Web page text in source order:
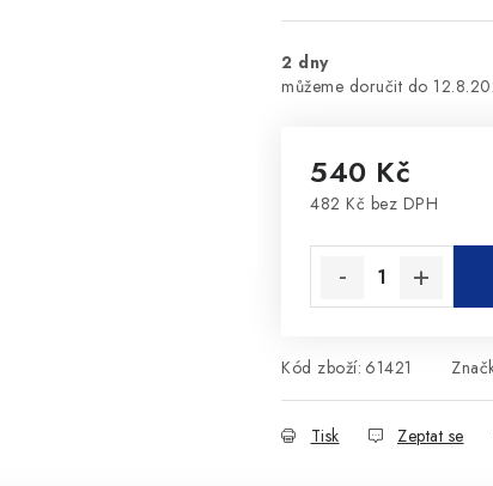
2 dny
540 Kč
482 Kč bez DPH
Kód zboží: 61421
Tisk Zeptat se